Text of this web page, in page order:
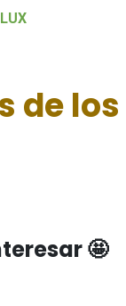
de
🤩